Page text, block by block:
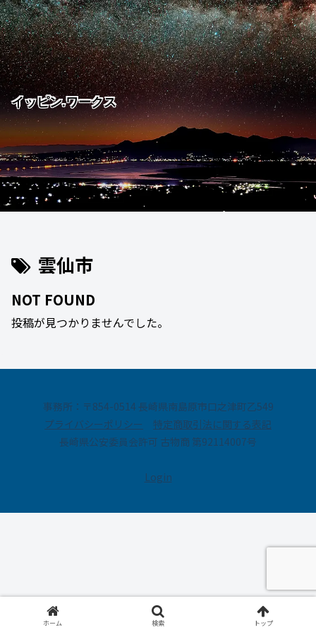
イッピン.ワークス
雲仙市
NOT FOUND
投稿が見つかりませんでした。
事務所：〒854-0514 長崎県南島原市口之津町乙549
プライバシーポリシー
特定商取引法に関する表記
長崎県公安委員会許可 古物商 第92114007号
Login
ホーム 検索 トップ